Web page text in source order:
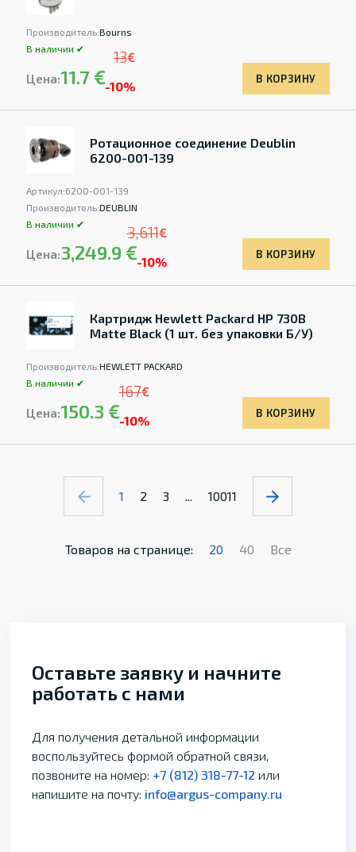
Производитель:Bourns
В наличии ✔
Цена:11.7 €
13€
-10%
В КОРЗИНУ
Ротационное соединение Deublin
6200-001-139
Артикул:6200-001-139
Производитель:DEUBLIN
В наличии ✔
Цена:3,249.9 €
3,611€
-10%
В КОРЗИНУ
Картридж Hewlett Packard HP 730B
Matte Black (1 шт. без упаковки Б/У)
Производитель:HEWLETT PACKARD
В наличии ✔
Цена:150.3 €
167€
-10%
В КОРЗИНУ
1 2 3 ... 10011
Товаров на странице: 20 40 Все
Оставьте заявку и начните
работать с нами
Для получения детальной информации
воспользуйтесь формой обратной связи,
позвоните на номер: +7 (812) 318-77-12 или
напишите на почту: info@argus-company.ru